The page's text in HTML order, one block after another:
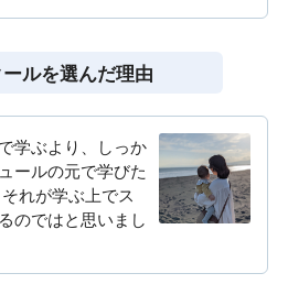
ルを選んだ理由
学ぶより、しっか
ールの元で学びた
れが学ぶ上でス
のではと思いまし